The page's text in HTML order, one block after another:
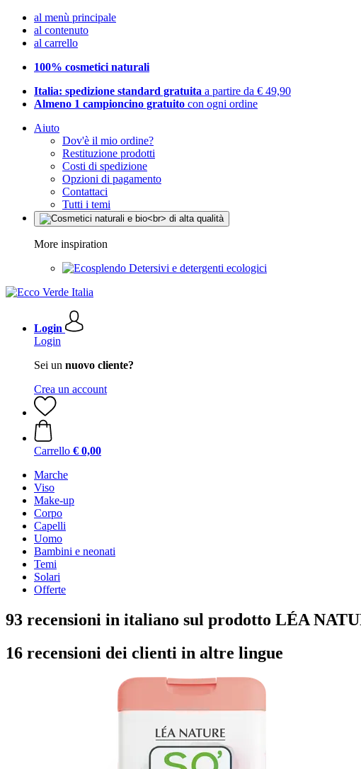
al menù principale
al contenuto
al carrello
100% cosmetici naturali
Italia: spedizione standard gratuita a partire da € 49,90
Almeno 1 campioncino gratuito con ogni ordine
Aiuto
Dov'è il mio ordine?
Restituzione prodotti
Costi di spedizione
Opzioni di pagamento
Contattaci
Tutti i temi
More inspiration
Detersivi e detergenti ecologici
Login
Login
Sei un nuovo cliente?
Crea un account
Carrello € 0,00
Marche
Viso
Make-up
Corpo
Capelli
Uomo
Bambini e neonati
Temi
Solari
Offerte
93 recensioni in italiano sul prodotto LÉA
16 recensioni dei clienti in altre lingue